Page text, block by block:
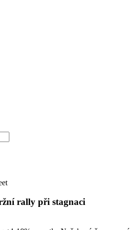
rally při stagnaci